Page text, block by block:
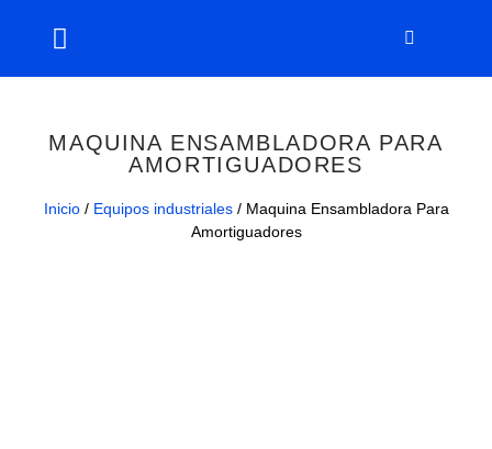
MAQUINA ENSAMBLADORA PARA
AMORTIGUADORES
Inicio/ Equipos industriales/ Maquina Ensambladora Para
Amortiguadores